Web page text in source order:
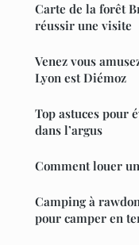
Carte de la forêt
réussir une visite
Venez vous
Lyon est Diémoz
Top astuces pour
dans l’argus
Comment louer
Camping à
pour camper en